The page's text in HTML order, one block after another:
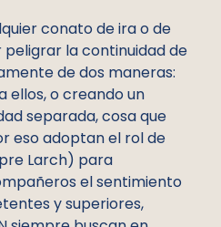
conato de ira o de
la continuidad de
de dos maneras:
ellos, o creando un
separada, cosa que
eso adoptan el rol de
Larch) para
el sentimiento
y superiores,